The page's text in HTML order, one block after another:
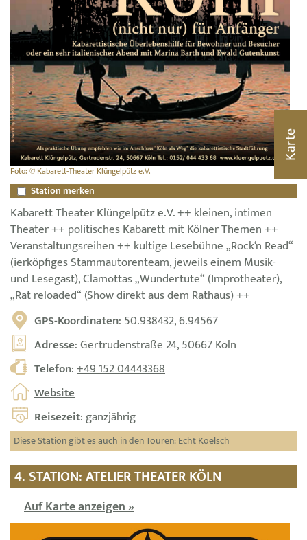
Foto: © Kabarett-Theater Klüngelpütz e.V.
Station merken
Kabarett Theater Klüngelpütz e.V. ++ kleinen, intimen
Theater ++ politisches Kabarett mit Kölner Themen ++
Veranstaltungsreihen ++ kultige Lesebühne „Rock‘n Read“
(ierköpfiges Stammautorenteam, jeweils einem Musik-
und Lesegast), Clamottas „Wundertüte“ (Improtheater),
„Rat reloaded“ (Show direkt aus dem Rathaus) ++
GPS-Koordinaten: 50.938432, 6.94567
Adresse: Gertrudenstraße 24, 50667 Köln
Telefon:+49 152 04443368
Website
Reisezeit: ganzjährig
Diese Station gibt es auch in den Touren:Echt Koelsch
4. STATION: ATELIER THEATER KÖLN
Auf Karte anzeigen »
Karte